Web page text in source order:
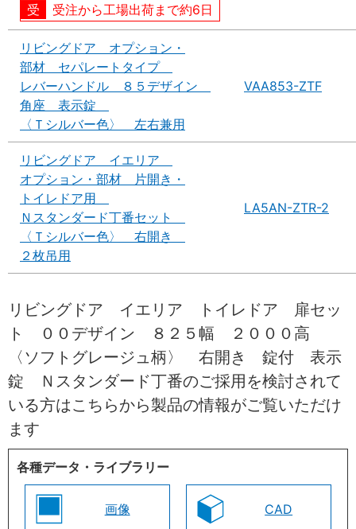
受注から工場出荷まで約6日
リビングドア オプション・
部材 セパレートタイプ
レバーハンドル ８５デザイン
角座 表示錠
〈Ｔシルバー色〉 左右兼用
VAA853-ZTF
リビングドア イエリア
オプション・部材 片開き・
トイレドア用
Ｎスタンダード丁番セット
〈Ｔシルバー色〉 右開き
２枚吊用
LA5AN-ZTR-2
リビングドア イエリア トイレドア 扉セッ
ト ００デザイン ８２５幅 ２０００高
〈ソフトグレージュ柄〉 右開き 錠付 表示
錠 Ｎスタンダード丁番のご採用を検討されて
いる方はこちらから製品の情報がご覧いただけ
ます
各種データ・ライブラリー
画像 CAD